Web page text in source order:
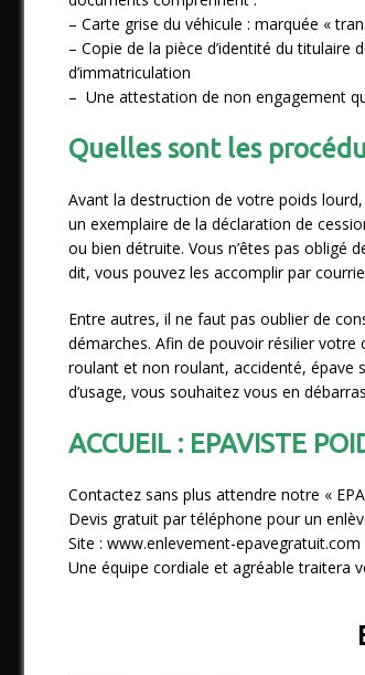
– Carte grise du véhicule : marquée «
– Copie de la pièce d’identité du titulaire
d’immatriculation
– Une attestation de non engagement
Quelles sont les
Avant la destruction de votre poids
un exemplaire de la déclaration de
ou bien détruite. Vous n’êtes pas obligé
dit, vous pouvez les accomplir par
Entre autres, il ne faut pas oublier de
démarches. Afin de pouvoir résilier
roulant et non roulant, accidenté, épave
d’usage, vous souhaitez vous en
ACCUEIL : EPAVISTE
Contactez sans plus attendre notre «
Devis gratuit par téléphone pour un
Site : www.enlevement-epavegratuit.com
Une équipe cordiale et agréable traitera